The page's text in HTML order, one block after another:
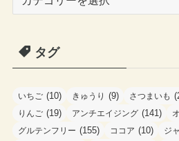
タグ
いちご (10) きゅうり (9) さつまいも
りんご (19) アンチエイジング (141)
グルテンフリー (155) ココア (10) ジ